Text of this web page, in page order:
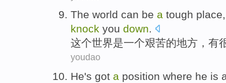
The world can be a tough place
knock you down.
这个世界是一个艰苦的地方 ， 有
youdao
He's got a position where he is